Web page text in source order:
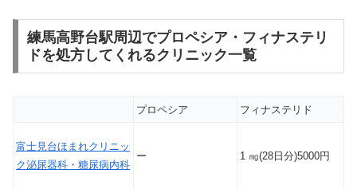
練馬高野台駅周辺でプロペシア・フィナステリ
ドを処方してくれるクリニック一覧
プロペシア フィナステリド
富士見台ほまれクリニッ
ク泌尿器科・糖尿病内科
ー 1 ㎎(28日分)5000円